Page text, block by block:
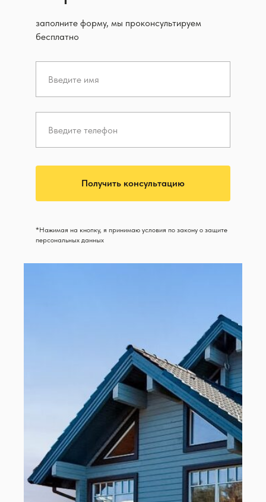
заполните форму, мы проконсультируем
бесплатно
Получить консультацию
*Нажимая на кнопку, я принимаю условия по закону о защите
персональных данных